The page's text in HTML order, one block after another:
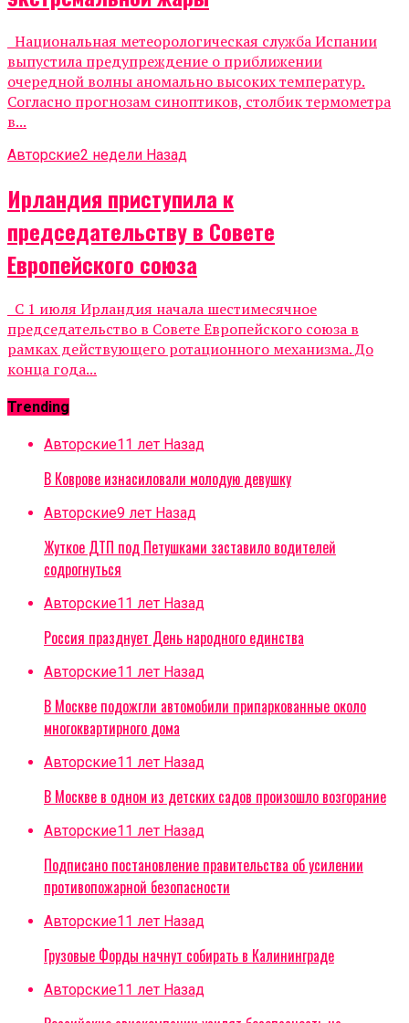
Национальная метеорологическая служба Испании
выпустила предупреждение о приближении
очередной волны аномально высоких температур.
Согласно прогнозам синоптиков, столбик термометра
в...
Авторские2 недели Назад
Ирландия приступила к
председательству в Совете
Европейского союза
С 1 июля Ирландия начала шестимесячное
председательство в Совете Европейского союза в
рамках действующего ротационного механизма. До
конца года...
Trending
Авторские11 лет Назад
В Коврове изнасиловали молодую девушку
Авторские9 лет Назад
Жуткое ДТП под Петушками заставило водителей
содрогнуться
Авторские11 лет Назад
Россия празднует День народного единства
Авторские11 лет Назад
В Москве подожгли автомобили припаркованные около
многоквартирного дома
Авторские11 лет Назад
В Москве в одном из детских садов произошло возгорание
Авторские11 лет Назад
Подписано постановление правительства об усилении
противопожарной безопасности
Авторские11 лет Назад
Грузовые Форды начнут собирать в Калининграде
Авторские11 лет Назад